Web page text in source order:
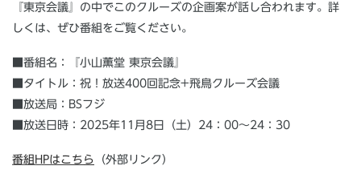
『東京会議』の中でこのクルーズの企画案が話し合われます。詳
しくは、ぜひ番組をご覧ください。
■番組名：『小山薫堂 東京会議』
■タイトル：祝！放送400回記念+飛鳥クルーズ会議
■放送局：BSフジ
■放送日時：2025年11月8日（土）24：00～24：30
番組HPはこちら （外部リンク）